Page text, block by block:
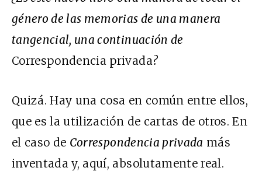
género de las memorias de una manera
tangencial, una continuación de
Correspondencia privada?
Quizá. Hay una cosa en común entre ellos,
que es la utilización de cartas de otros. En
el caso de Correspondencia privada más
inventada y, aquí, absolutamente real.